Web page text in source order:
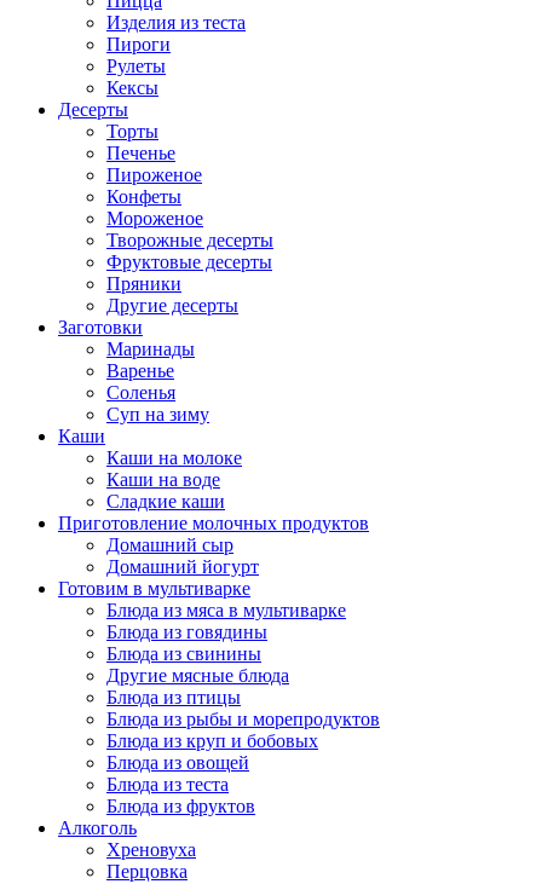
Изделия из теста
Пироги
Рулеты
Кексы
Десерты
Торты
Печенье
Пироженое
Конфеты
Мороженое
Творожные десерты
Фруктовые десерты
Пряники
Другие десерты
Заготовки
Маринады
Варенье
Соленья
Суп на зиму
Каши
Каши на молоке
Каши на воде
Сладкие каши
Приготовление молочных продуктов
Домашний сыр
Домашний йогурт
Готовим в мультиварке
Блюда из мяса в мультиварке
Блюда из говядины
Блюда из свинины
Другие мясные блюда
Блюда из птицы
Блюда из рыбы и морепродуктов
Блюда из круп и бобовых
Блюда из овощей
Блюда из теста
Блюда из фруктов
Алкоголь
Хреновуха
Перцовка